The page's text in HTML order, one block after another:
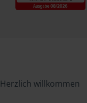
Herzlich willkommen